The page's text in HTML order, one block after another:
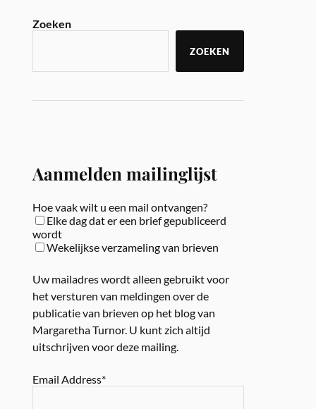
Zoeken
ZOEKEN
Aanmelden mailinglijst
Hoe vaak wilt u een mail ontvangen?
Elke dag dat er een brief gepubliceerd
wordt
Wekelijkse verzameling van brieven
Uw mailadres wordt alleen gebruikt voor
het versturen van meldingen over de
publicatie van brieven op het blog van
Margaretha Turnor. U kunt zich altijd
uitschrijven voor deze mailing.
Email Address*